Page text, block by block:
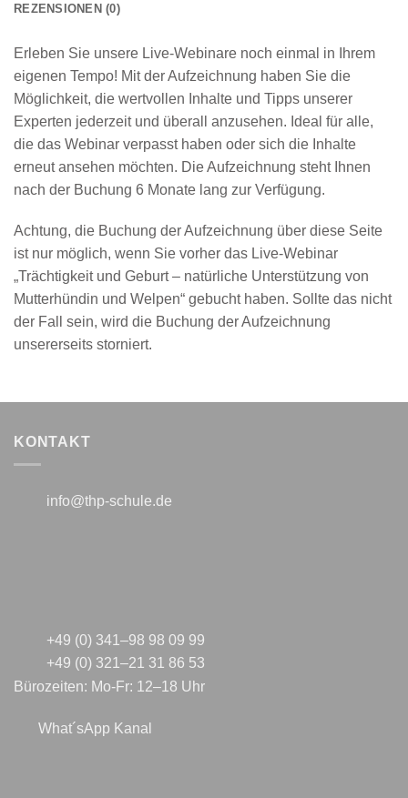
REZENSIONEN (0)
Erleben Sie unsere Live-Webinare noch einmal in Ihrem
eigenen Tempo! Mit der Aufzeichnung haben Sie die
Möglichkeit, die wertvollen Inhalte und Tipps unserer
Experten jederzeit und überall anzusehen. Ideal für alle,
die das Webinar verpasst haben oder sich die Inhalte
erneut ansehen möchten. Die Aufzeichnung steht Ihnen
nach der Buchung 6 Monate lang zur Verfügung.
Achtung, die Buchung der Aufzeichnung über diese Seite
ist nur möglich, wenn Sie vorher das Live-Webinar
„Trächtigkeit und Geburt – natürliche Unterstützung von
Mutterhündin und Welpen“ gebucht haben. Sollte das nicht
der Fall sein, wird die Buchung der Aufzeichnung
unsererseits storniert.
KONTAKT
info@thp-schule.de
+49 (0) 341–98 98 09 99
+49 (0) 321–21 31 86 53
Bürozeiten: Mo-Fr: 12–18 Uhr
What´sApp Kanal